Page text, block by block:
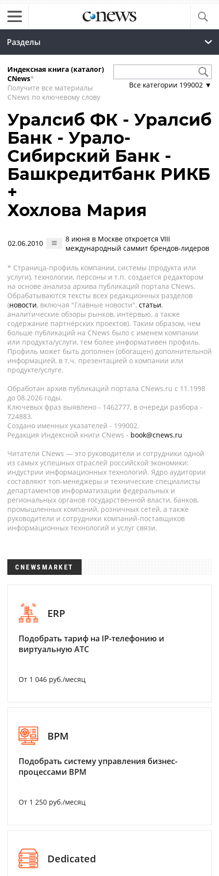
Разделы
Индексная книга (каталог)
CNews*
Получите все материалы
CNews по ключевому слову
Все категории 199002 ▼
Уралсиб ФК - Уралсиб
Банк - Урало-
Сибирский Банк -
Башкредитбанк РИКБ
+
Хохлова Мария
02.06.2010
8 июня в Москве откроется VIII
международный саммит брендов-лидеров
* Страница-профиль компании, системы (продукта или
услуги), технологии, персоны и т.п. создается редактором
на основе анализа архива публикаций портала CNews.
Обрабатываются тексты всех редакционных разделов
(новости, включая "Главные новости", статьи,
аналитические обзоры рынков, интервью, а также
содержание партнёрских проектов). Таким образом, чем
больше публикаций на CNews было с именем компании
или продукта/услуги, тем более информативен профиль.
Профиль может быть дополнен (обогащен) дополнительной
информацией, в т.ч. презентацией о компании или
продукте/услуге.
Обработан архив публикаций портала CNews.ru c 11.1998
до 08.2026 годы.
Ключевых фраз выявлено - 1462777, в очереди разбора -
724883.
Создано именных указателей - 199002.
Редакция Индексной книги CNews - book@cnews.ru
Читатели CNews — это руководители и сотрудники одной
из самых успешных отраслей российской экономики:
индустрии информационных технологий. Ядро аудитории
составляют топ-менеджеры и технические специалисты
департаментов информатизации федеральных и
региональных органов государственной власти, банков,
промышленных компаний, розничных сетей, а также
руководители и сотрудники компаний-поставщиков
информационных технологий и услуг связи.
CNEWSMARKET
ERP
Подобрать тариф на IP-телефонию и
виртуальную АТС
От 1 046 руб./месяц
BPM
Подобрать систему управления бизнес-
процессами BPM
От 1 250 руб./месяц
Dedicated